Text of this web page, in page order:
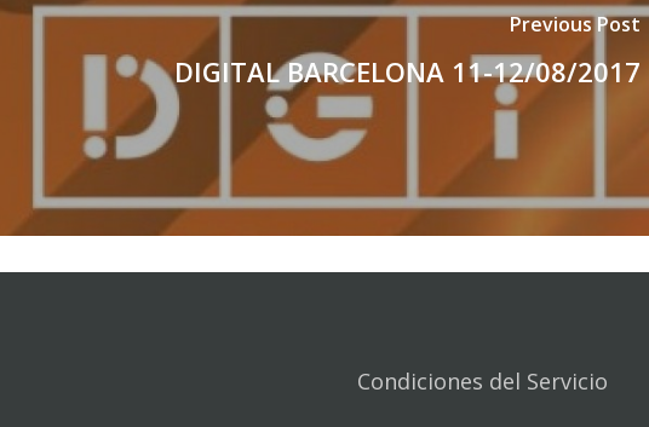
Previous Post
DIGITAL BARCELONA 11-12/08/2017
Condiciones del Servicio